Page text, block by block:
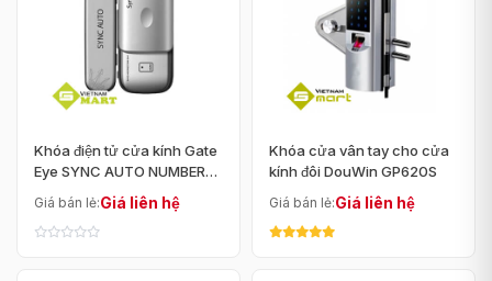
Khóa điện tử cửa kính Gate
Eye SYNC AUTO NUMBER
Giá bán lẻ:Giá liên hệ
Khóa cửa vân tay cho cửa
kính đôi DouWin GP620S
Giá bán lẻ:Giá liên hệ